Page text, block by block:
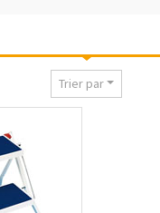
Trier par